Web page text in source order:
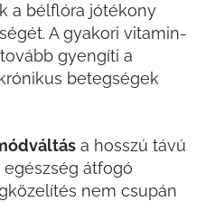
a bélflóra jótékony
A gyakori vitamin-
gyengíti a
betegségek
a hosszú távú
átfogó
nem csupán